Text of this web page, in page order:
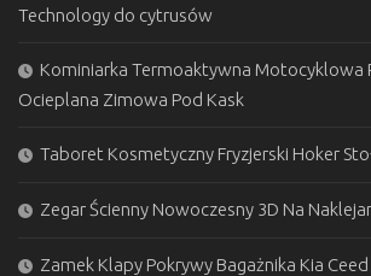
Technology do cytrusów
Kominiarka Termoaktywna Motocyklowa
Ocieplana Zimowa Pod Kask
Taboret Kosmetyczny Fryzjerski Hoker
Zegar Ścienny Nowoczesny 3D Na
Zamek Klapy Pokrywy Bagażnika Kia